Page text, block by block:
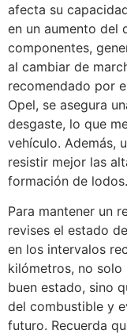
afecta su
en un aumento del
componentes,
al cambiar de
recomendado por
Opel, se asegura
desgaste, lo que
vehículo. Además,
resistir mejor las
formación de lodos.
Para mantener un
revises el estado
en los intervalos
kilómetros, no solo
buen estado, sino
del combustible y
futuro. Recuerda